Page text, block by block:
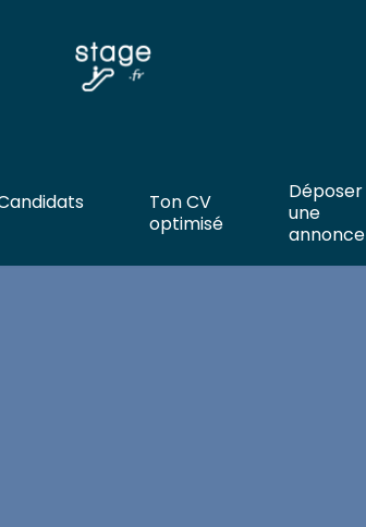
Ton CV
optimisé
Déposer
une
annonce